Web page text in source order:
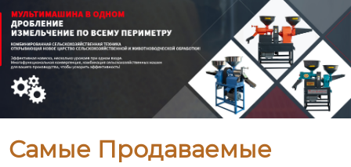
Самые Продаваемые